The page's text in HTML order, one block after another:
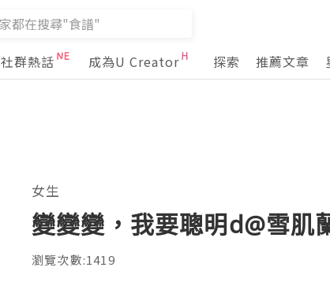
社群熱話 成為U Creator 探索 推薦文章
女生
變變變，我要聰明d@雪肌
瀏覽次數:1419